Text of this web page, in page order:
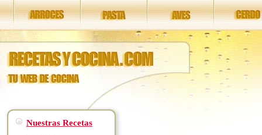
Nuestras Recetas